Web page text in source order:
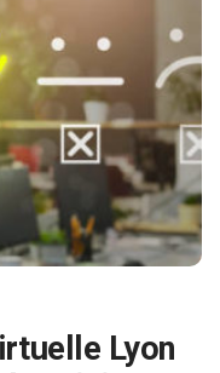
Lyon